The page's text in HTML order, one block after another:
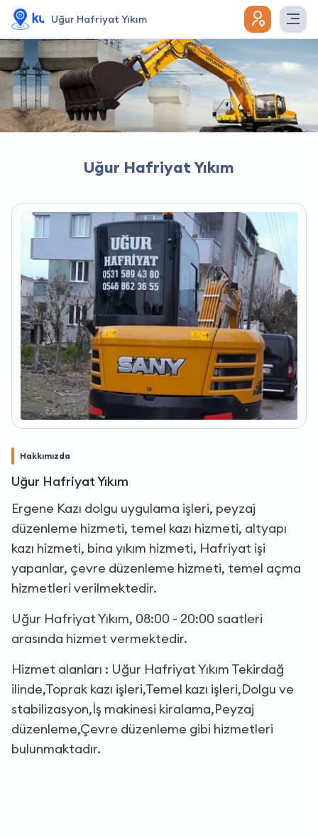
Uğur Hafriyat Yıkım
Uğur Hafriyat Yıkım
Hakkımızda
Uğur Hafriyat Yıkım
Ergene Kazı dolgu uygulama işleri, peyzaj
düzenleme hizmeti, temel kazı hizmeti, altyapı
kazı hizmeti, bina yıkım hizmeti, Hafriyat işi
yapanlar, çevre düzenleme hizmeti, temel açma
hizmetleri verilmektedir.
Uğur Hafriyat Yıkım, 08:00 - 20:00 saatleri
arasında hizmet vermektedir.
Hizmet alanları : Uğur Hafriyat Yıkım Tekirdağ
ilinde,Toprak kazı işleri,Temel kazı işleri,Dolgu ve
stabilizasyon,İş makinesi kiralama,Peyzaj
düzenleme,Çevre düzenleme gibi hizmetleri
bulunmaktadır.